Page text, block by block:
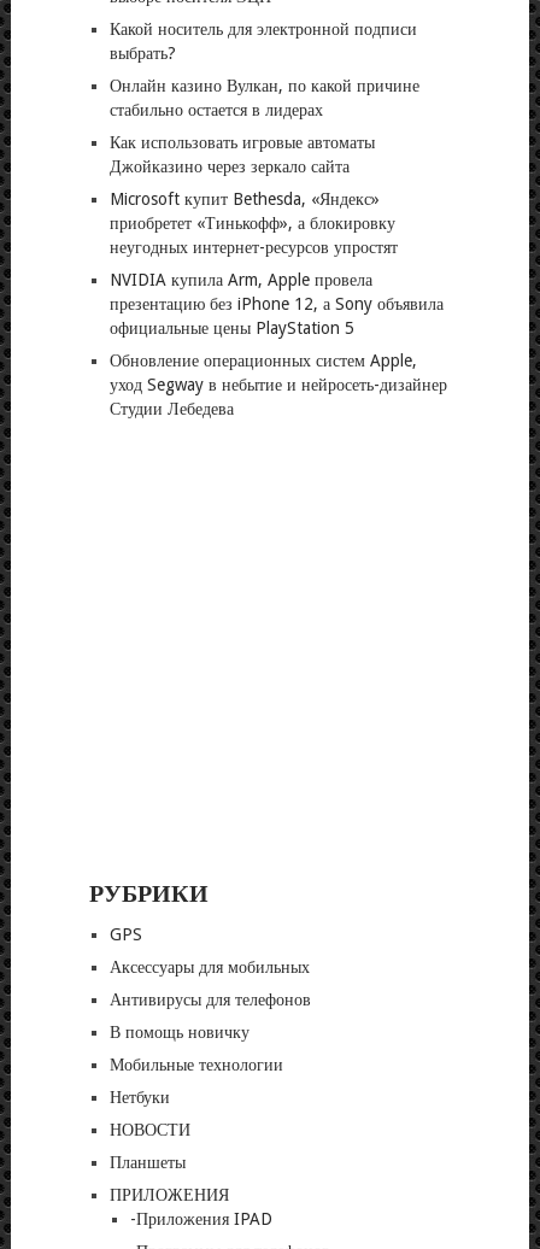
Какой носитель для электронной подписи
выбрать?
Онлайн казино Вулкан, по какой причине
стабильно остается в лидерах
Как использовать игровые автоматы
Джойказино через зеркало сайта
Microsoft купит Bethesda, «Яндекс»
приобретет «Тинькофф», а блокировку
неугодных интернет-ресурсов упростят
NVIDIA купила Arm, Apple провела
презентацию без iPhone 12, а Sony объявила
официальные цены PlayStation 5
Обновление операционных систем Apple,
уход Segway в небытие и нейросеть-дизайнер
Студии Лебедева
РУБРИКИ
GPS
Аксессуары для мобильных
Антивирусы для телефонов
В помощь новичку
Мобильные технологии
Нетбуки
НОВОСТИ
Планшеты
ПРИЛОЖЕНИЯ
-Приложения IPAD